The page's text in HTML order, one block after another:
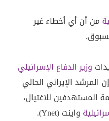
من أن أي أخطاء غير
وزير الدفاع الإسرائيلي
الإيراني الحالي
المستهدفين للاغتيال،
واينت (Ynet).